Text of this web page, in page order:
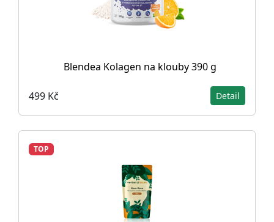
Blendea Kolagen na klouby 390 g
499 Kč Detail
TOP